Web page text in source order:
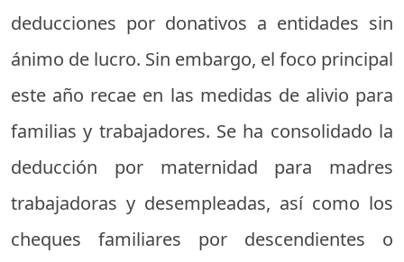
deducciones por donativos a entidades sin
ánimo de lucro. Sin embargo, el foco principal
este año recae en las medidas de alivio para
familias y trabajadores. Se ha consolidado la
deducción por maternidad para madres
trabajadoras y desempleadas, así como los
cheques familiares por descendientes o